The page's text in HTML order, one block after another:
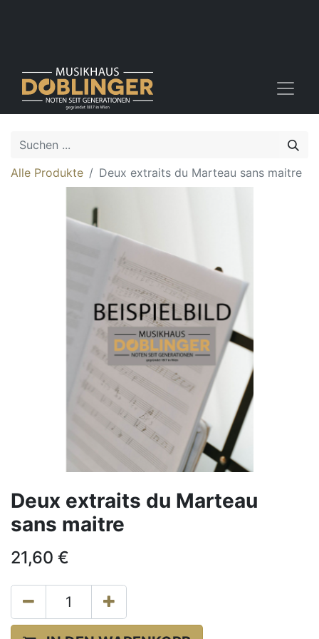
Alle Produkte Deux extraits du Marteau sans maitre
Deux extraits du Marteau
sans maitre
21,60 €